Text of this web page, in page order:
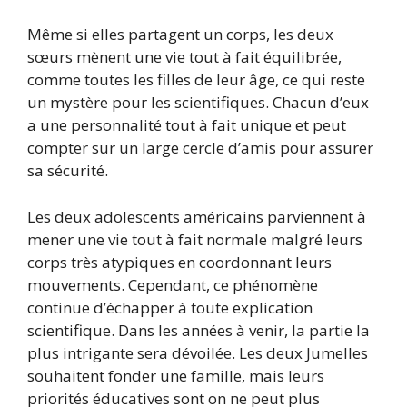
Même si elles partagent un corps, les deux
sœurs mènent une vie tout à fait équilibrée,
comme toutes les filles de leur âge, ce qui reste
un mystère pour les scientifiques. Chacun d’eux
a une personnalité tout à fait unique et peut
compter sur un large cercle d’amis pour assurer
sa sécurité.
Les deux adolescents américains parviennent à
mener une vie tout à fait normale malgré leurs
corps très atypiques en coordonnant leurs
mouvements. Cependant, ce phénomène
continue d’échapper à toute explication
scientifique. Dans les années à venir, la partie la
plus intrigante sera dévoilée. Les deux Jumelles
souhaitent fonder une famille, mais leurs
priorités éducatives sont on ne peut plus